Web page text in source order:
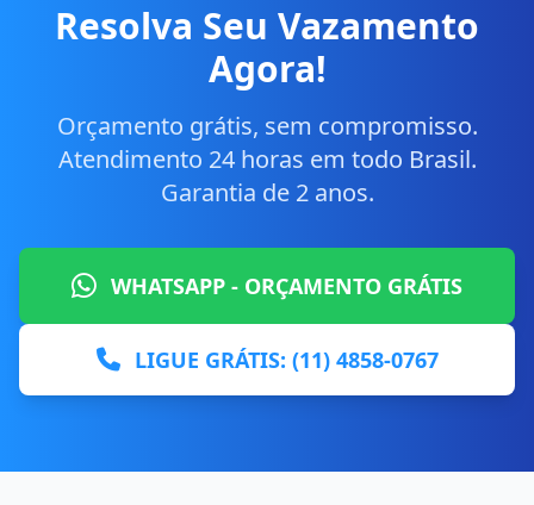
Resolva Seu Vazamento
Agora!
Orçamento grátis, sem compromisso.
Atendimento 24 horas em todo Brasil.
Garantia de 2 anos.
WHATSAPP - ORÇAMENTO GRÁTIS
LIGUE GRÁTIS: (11) 4858-0767